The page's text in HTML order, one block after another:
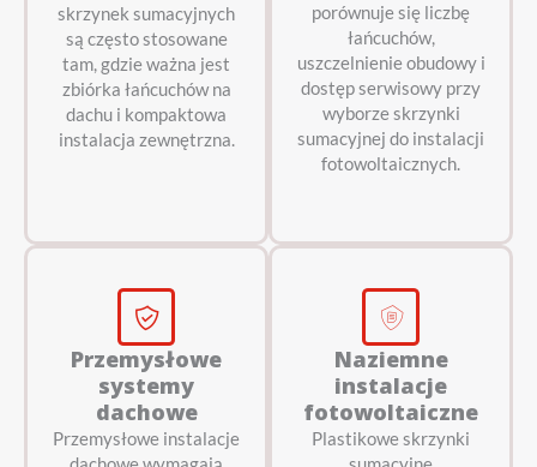
skrzynek sumacyjnych
są często stosowane
tam, gdzie ważna jest
zbiórka łańcuchów na
dachu i kompaktowa
instalacja zewnętrzna.
porównuje się liczbę
łańcuchów,
uszczelnienie obudowy i
dostęp serwisowy przy
wyborze skrzynki
sumacyjnej do instalacji
fotowoltaicznych.
Przemysłowe
systemy
dachowe
Przemysłowe instalacje
Naziemne
instalacje
fotowoltaiczne
Plastikowe skrzynki